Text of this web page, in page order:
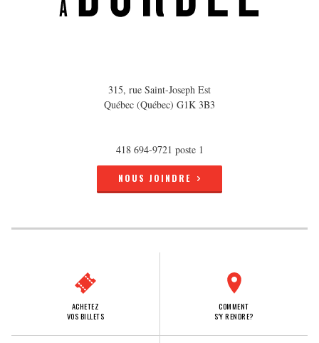
315, rue Saint-Joseph Est
Québec (Québec) G1K 3B3
418 694-9721 poste 1
NOUS JOINDRE
ACHETEZ
VOS BILLETS
COMMENT
S'Y RENDRE?